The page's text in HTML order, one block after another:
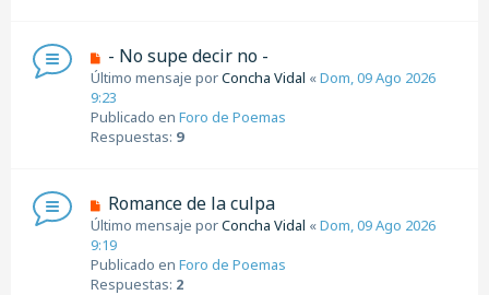
s
a
j
e
u
e
v
o
s
a
j
e
- No supe decir no -
Último mensaje porConcha Vidal «Dom, 09 Ago 2026
9:23
Publicado en Foro de Poemas
Respuestas: 9
N
u
e
v
o
Romance de la culpa
Último mensaje porConcha Vidal «Dom, 09 Ago 2026
9:19
Publicado en Foro de Poemas
Respuestas: 2